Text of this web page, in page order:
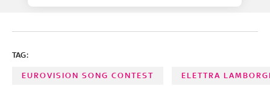
TAG:
EUROVISION SONG CONTEST ELETTRA